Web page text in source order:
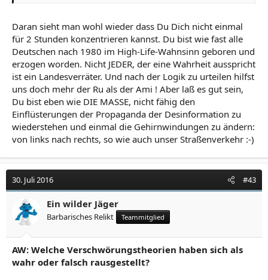
Landesverräter! Putinfreund! Russenknecht! Reißt ihm
sein schwarzorangefarbenes Bändchen ab und setzt ihn
vor einen Fernseher, damit er sich den Tatort ansehen
kann!
Daran sieht man wohl wieder dass Du Dich nicht einmal
für 2 Stunden konzentrieren kannst. Du bist wie fast alle
Deutschen nach 1980 im High-Life-Wahnsinn geboren und
erzogen worden. Nicht JEDER, der eine Wahrheit ausspricht
ist ein Landesverräter. Und nach der Logik zu urteilen hilfst
uns doch mehr der Ru als der Ami ! Aber laß es gut sein,
Du bist eben wie DIE MASSE, nicht fähig den
Einflüsterungen der Propaganda der Desinformation zu
wiederstehen und einmal die Gehirnwindungen zu ändern:
von links nach rechts, so wie auch unser Straßenverkehr :-)
30. Juli 2016 #43
Ein wilder Jäger
Barbarisches Relikt Teammitglied
AW: Welche Verschwörungstheorien haben sich als
wahr oder falsch rausgestellt?